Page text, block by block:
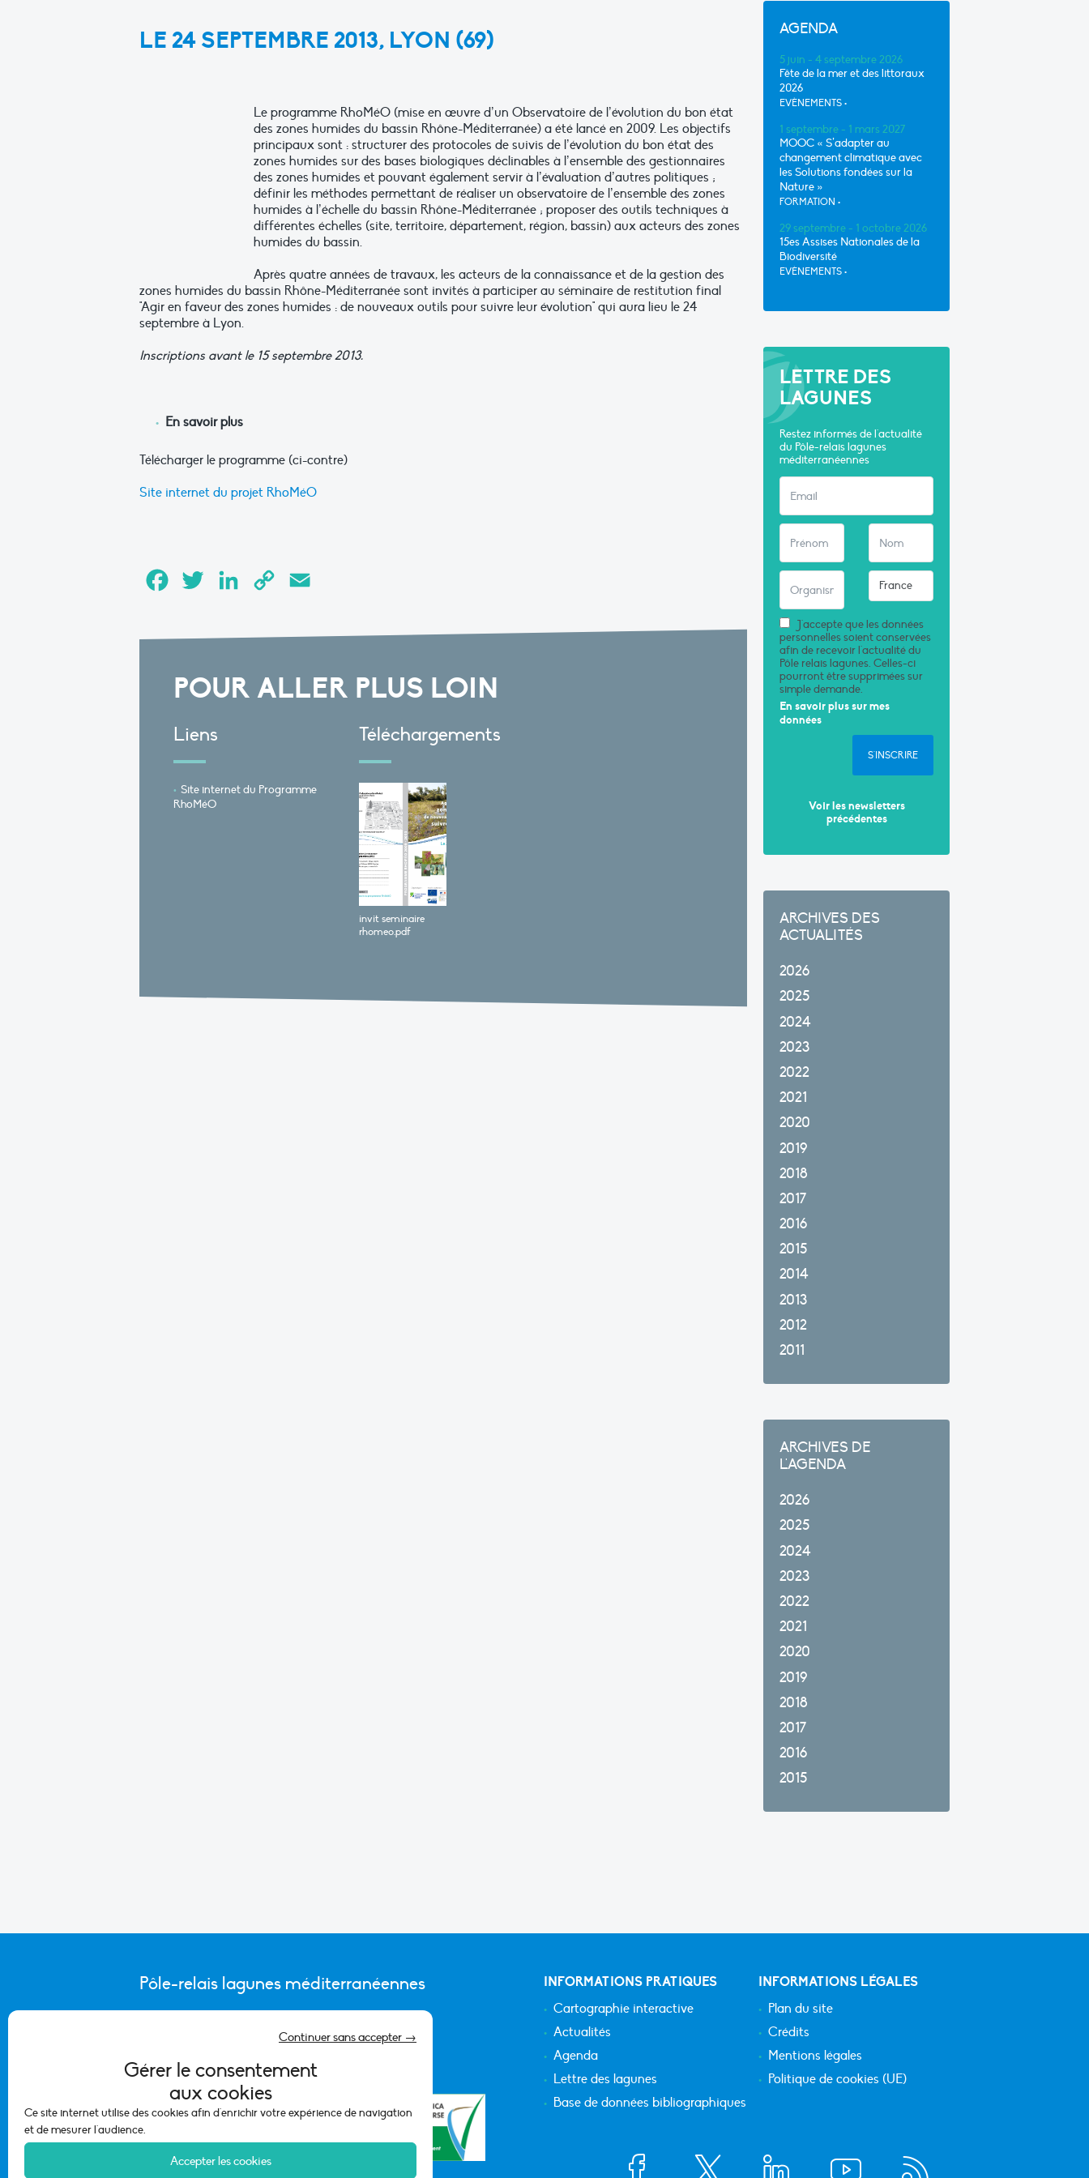
Gérer le consentement
aux cookies
Ce site internet utilise des cookies afin d'enrichir votre expérience de navigation
et de mesurer l'audience.
Accepter les cookies
Continuer sans accepter →
LE 24 SEPTEMBRE 2013, LYON (69)
Le programme RhoMéO (mise en œuvre d’un Observatoire de l’évolution du bon état
des zones humides du bassin Rhône-Méditerranée) a été lancé en 2009. Les objectifs
principaux sont : structurer des protocoles de suivis de l’évolution du bon état des
zones humides sur des bases biologiques déclinables à l’ensemble des gestionnaires
des zones humides et pouvant également servir à l’évaluation d’autres politiques ;
définir les méthodes permettant de réaliser un observatoire de l’ensemble des zones
humides à l’échelle du bassin Rhône-Méditerranée ; proposer des outils techniques à
différentes échelles (site, territoire, département, région, bassin) aux acteurs des zones
humides du bassin.
Après quatre années de travaux, les acteurs de la connaissance et de la gestion des
zones humides du bassin Rhône-Méditerranée sont invités à participer au séminaire de restitution final
"Agir en faveur des zones humides : de nouveaux outils pour suivre leur évolution" qui aura lieu le 24
septembre à Lyon.
Inscriptions avant le 15 septembre 2013.
En savoir plus
Télécharger le programme (ci-contre)
Site internet du projet RhoMéO
FacebookTwitter LinkedInCopy
POUR ALLER PLUS LOIN
Liens
Site internet du Programme
RhoMéO
Téléchargements
invit seminaire
rhomeo.pdf
AGENDA
5 juin - 4 septembre 2026
Fête de la mer et des littoraux
2026
EVÈNEMENTS •
1 septembre - 1 mars 2027
MOOC « S’adapter au
changement climatique avec
les Solutions fondées sur la
Nature »
FORMATION •
29 septembre - 1 octobre 2026
15es Assises Nationales de la
Biodiversité
EVÈNEMENTS •
LETTRE DES
LAGUNES
Restez informés de l'actualité
du Pôle-relais lagunes
méditerranéennes
J'accepte que les données
personnelles soient conservées
afin de recevoir l'actualité du
Pôle relais lagunes. Celles-ci
pourront être supprimées sur
simple demande.
En savoir plus sur mes
données
S'INSCRIRE
Voir les newsletters
précédentes
ARCHIVES DES
ACTUALITÉS
2026
2025
2024
2023
2022
2021
2020
2019
2018
2017
2016
2015
2014
2013
2012
2011
ARCHIVES DE
L'AGENDA
2026
2025
2024
2023
2022
2021
2020
2019
2018
2017
2016
2015
Pôle-relais lagunes méditerranéennes
CONTACTER L’ÉQUIPE DU PÔLE
INFORMATIONS PRATIQUES
Cartographie interactive
Actualités
Agenda
Lettre des lagunes
Base de données bibliographiques
INFORMATIONS LÉGALES
Plan du site
Crédits
Mentions légales
Politique de cookies (UE)